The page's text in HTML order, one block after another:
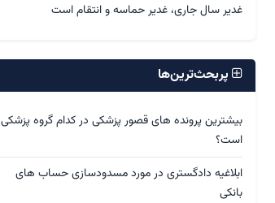
غدیر سال جاری، غدیر حماسه و انتقام است
پربحث‌ترین‌ها
بیشترین پرونده های قصور پزشکی در کدام گروه پزشکی
است؟
ابلاغیه دادگستری در مورد مسدودسازی حساب های
بانکی